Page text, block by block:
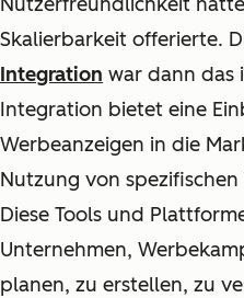
Skalierbarkeit offerierte.
Integration war dann das
Integration bietet eine
Werbeanzeigen in die
Nutzung von
Diese Tools und
Unternehmen,
planen, zu erstellen, zu